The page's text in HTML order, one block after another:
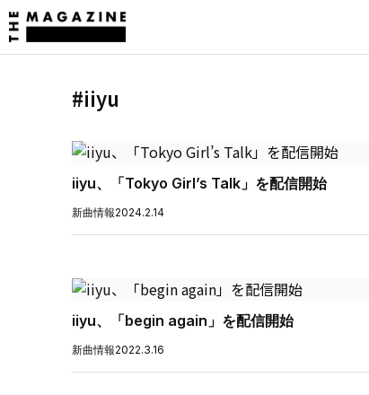
#iiyu
iiyu、「Tokyo Girl’s Talk」を配信開始
新曲情報2024.2.14
iiyu、「begin again」を配信開始
新曲情報2022.3.16